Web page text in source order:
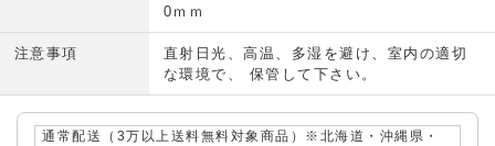
0ｍｍ
注意事項
直射日光、高温、多湿を避け、室内の適切
な環境で、 保管して下さい。
通常配送（3万以上送料無料対象商品）※北海道・沖縄県・